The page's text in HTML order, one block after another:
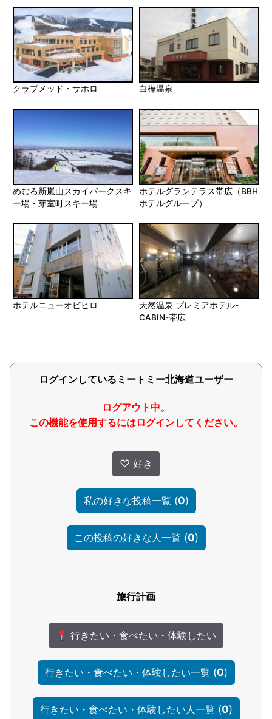
クラブメッド・サホロ 白樺温泉
めむろ新嵐山スカイパークスキ
ー場・芽室町スキー場
ホテルグランテラス帯広（BBH
ホテルグループ）
ホテルニューオビヒロ
天然温泉 プレミアホテル-
CABIN-帯広
ログインしているミートミー北海道ユーザー
ログアウト中。
この機能を使用するにはログインしてください。
♡ 好き
私の好きな投稿一覧 (0)
この投稿の好きな人一覧 (0)
旅行計画
行きたい・食べたい・体験したい
行きたい・食べたい・体験したい一覧 (0)
行きたい・食べたい・体験したい人一覧 (0)